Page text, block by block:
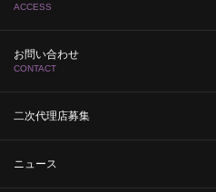
ACCESS
お問い合わせ
CONTACT
二次代理店募集
ニュース